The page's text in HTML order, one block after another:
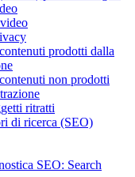
prodotti dalla
non prodotti
ritratti
di ricerca (SEO)
SEO: Search